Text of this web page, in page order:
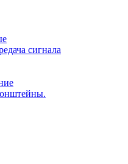
сигнала